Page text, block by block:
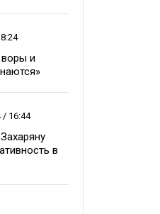
воры и
/ 16:44
в